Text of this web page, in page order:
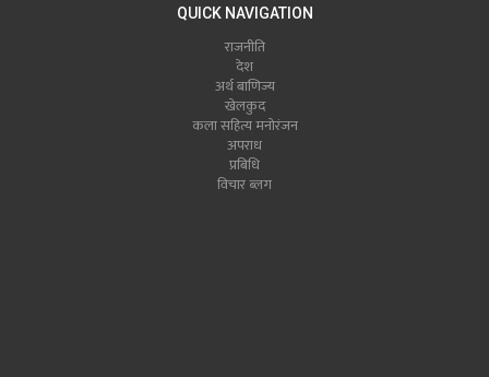
QUICK NAVIGATION
राजनीति
देश
अर्थ बाणिज्य
खेलकुद
कला सहित्य मनोरंजन
अपराध
प्रबिधि
विचार ब्लग